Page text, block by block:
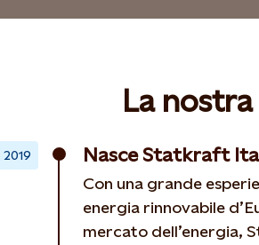
La
2019 Nasce Statkraft
Con una grande
energia rinnovabile
mercato dell’energia,